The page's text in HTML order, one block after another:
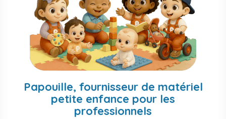
Papouille, fournisseur de matériel
petite enfance pour les
professionnels